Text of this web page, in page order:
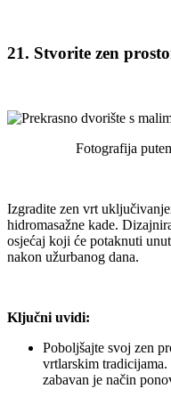
21. Stvorite zen
Fotografija
Izgradite zen vrt
hidromasažne kade.
osjećaj koji će potaknuti
nakon užurbanog dana.
Ključni uvidi:
Poboljšajte svoj zen
vrtlarskim
zabavan je način